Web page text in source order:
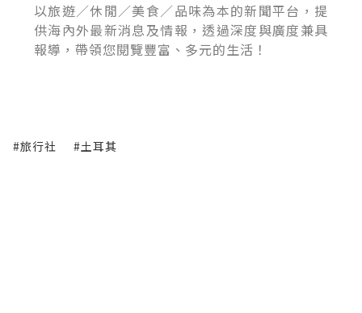
以旅遊／休閒／美食／品味為本的新聞平台，提
供海內外最新消息及情報，透過深度與廣度兼具
報導，帶領您閱覽豐富、多元的生活！
#旅行社 #土耳其